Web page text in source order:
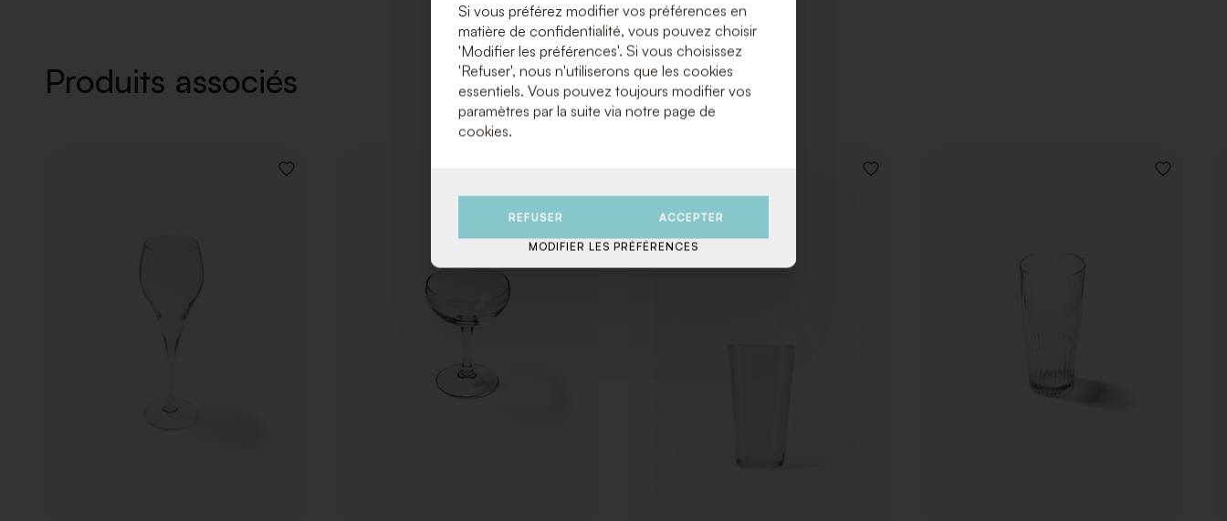
Produits associés
AJOUTER
DE
SOUHAITS
AJOUTER
AJOUTER
Si vous préférez modifier vos préférences en
matière de confidentialité, vous pouvez choisir
'Modifier les préférences'. Si vous choisissez
'Refuser', nous n'utiliserons que les cookies
essentiels. Vous pouvez toujours modifier vos
paramètres par la suite via notre page de
cookies.
REFUSER ACCEPTER
MODIFIER LES PRÉFÉRENCES